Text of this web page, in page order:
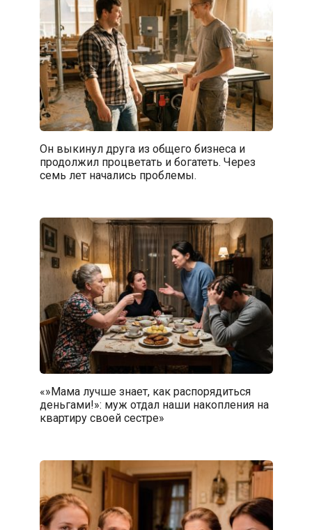
Он выкинул друга из общего бизнеса и
продолжил процветать и богатеть. Через
семь лет начались проблемы.
«»Мама лучше знает, как распорядиться
деньгами!»: муж отдал наши накопления на
квартиру своей сестре»